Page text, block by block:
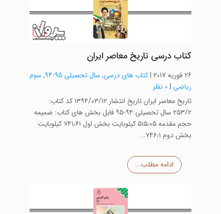
کتاب درسی تاریخ معاصر ایران
26 فوریه 2017 |کتاب های درسی, سال تحصیلی 95-94 , سوم
ریاضی | 0 نظر
تاریخ معاصر ایران تاریخ انتشار ۱۳۹۴/۰۳/۱۲ کد کتاب:
۲۵۳/۲ سال تحصیلی:۹۴-۹۵ فایل بخش های کتاب: ضمیمه
حجم مقدمه ۵۱۵٫۰۵ کیلوبایت بخش اول ۷۴۱٫۶۱ کیلوبایت
بخش دوم ۷۴۶٫۱...
ادامه مطلب...